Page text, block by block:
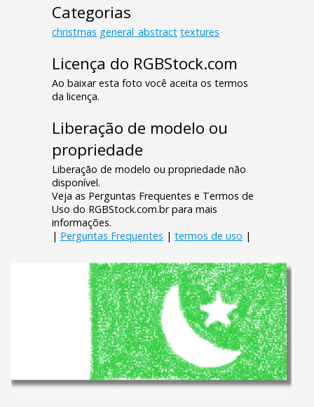
Categorias
christmas general_abstract textures
Licença do RGBStock.com
Ao baixar esta foto você aceita os termos
da licença.
Liberação de modelo ou
propriedade
Liberação de modelo ou propriedade não
disponível.
Veja as Perguntas Frequentes e Termos de
Uso do RGBStock.com.br para mais
informações.
| Perguntas Frequentes | termos de uso |